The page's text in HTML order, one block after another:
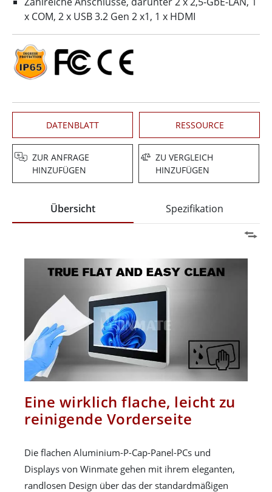
x COM, 2 x USB 3.2 Gen 2 x1, 1 x HDMI
DATENBLATT RESSOURCE
ZUR ANFRAGE
HINZUFÜGEN
ZU VERGLEICH
HINZUFÜGEN
Übersicht Spezifikation
Eine wirklich flache, leicht zu
reinigende Vorderseite
Die flachen Aluminium-P-Cap-Panel-PCs und
Displays von Winmate gehen mit ihrem eleganten,
randlosen Design über das der standardmäßigen